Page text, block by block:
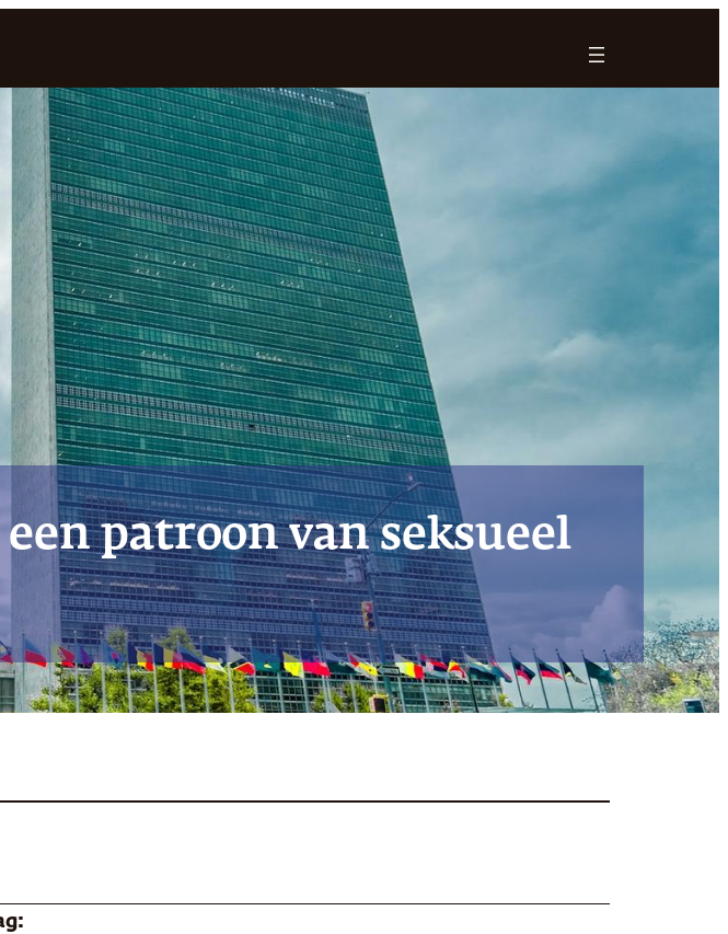
patroon van seksueel